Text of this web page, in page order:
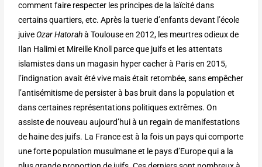
comment faire respecter les principes de la laïcité dans
certains quartiers, etc. Après la tuerie d’enfants devant l’école
juiveOzar Hatorahà Toulouse en 2012, les meurtres odieux de
Ilan Halimi et Mireille Knoll parce que juifs et les attentats
islamistes dans un magasin hyper cacher à Paris en 2015,
l’indignation avait été vive mais était retombée, sans empêcher
l’antisémitisme de persister à bas bruit dans la population et
dans certaines représentations politiques extrêmes. On
assiste de nouveau aujourd’hui à un regain de manifestations
de haine des juifs. La France est à la fois un pays qui comporte
une forte population musulmane et le pays d’Europe qui a la